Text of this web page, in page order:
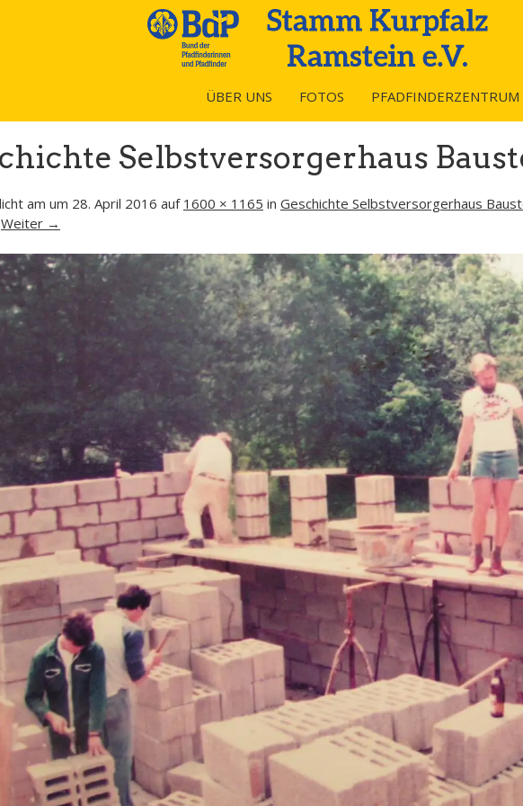
ÜBER UNS FOTOS PFADFINDERZENTRUM
Selbstversorgerhaus
am um 28. April 2016 auf 1600 × 1165 in Geschichte Selbstversorgerhaus
Weiter →